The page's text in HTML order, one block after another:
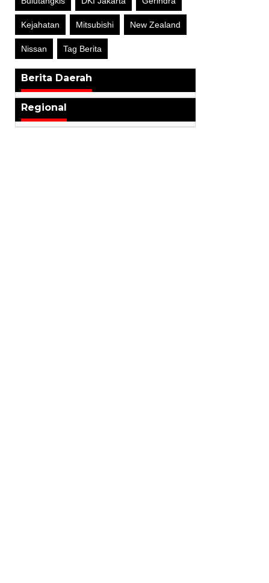
Kejahatan Mitsubishi New Zealand
Nissan Tag Berita
Berita Daerah
Regional